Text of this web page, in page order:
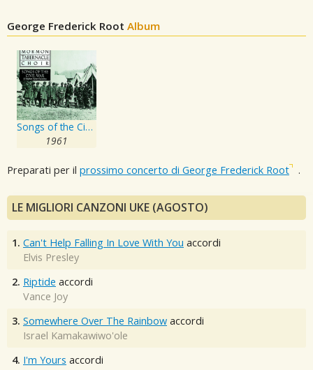
George Frederick Root Album
Songs of the Civil War
1961
Preparati per il prossimo concerto di George Frederick Root .
LE MIGLIORI CANZONI UKE (AGOSTO)
1. Can't Help Falling In Love With You accordi
Elvis Presley
2. Riptide accordi
Vance Joy
3. Somewhere Over The Rainbow accordi
Israel Kamakawiwo'ole
4. I'm Yours accordi